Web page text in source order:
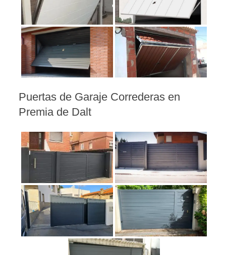
Puertas de Garaje Correderas en
Premia de Dalt